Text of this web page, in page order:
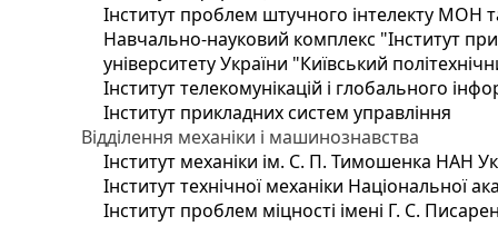
Інститут проблем штучного інтелекту МОН
Навчально-науковий комплекс "Інститут
університету України "Київський
Інститут телекомунікацій і глобального
Інститут прикладних систем управління
Відділення механіки і машинознавства
Інститут механіки ім. С. П. Тимошенка НАН
Інститут технічної механіки Національної
Інститут проблем міцності імені Г. С.